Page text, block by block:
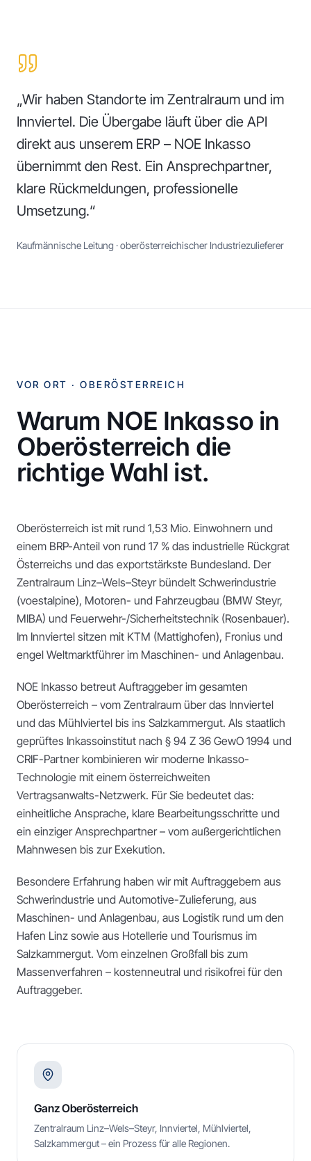
„Wir haben Standorte im Zentralraum und im
Innviertel. Die Übergabe läuft über die API
direkt aus unserem ERP – NOE Inkasso
übernimmt den Rest. Ein Ansprechpartner,
klare Rückmeldungen, professionelle
Umsetzung.“
Kaufmännische Leitung · oberösterreichischer Industriezulieferer
VOR ORT ·OBERÖSTERREICH
Warum NOE Inkasso in
Oberösterreich die
richtige Wahl ist.
Oberösterreich ist mit rund 1,53 Mio. Einwohnern und
einem BRP-Anteil von rund 17 % das industrielle Rückgrat
Österreichs und das exportstärkste Bundesland. Der
Zentralraum Linz–Wels–Steyr bündelt Schwerindustrie
(voestalpine), Motoren- und Fahrzeugbau (BMW Steyr,
MIBA) und Feuerwehr-/Sicherheitstechnik (Rosenbauer).
Im Innviertel sitzen mit KTM (Mattighofen), Fronius und
engel Weltmarktführer im Maschinen- und Anlagenbau.
NOE Inkasso betreut Auftraggeber im gesamten
Oberösterreich – vom Zentralraum über das Innviertel
und das Mühlviertel bis ins Salzkammergut. Als staatlich
geprüftes Inkassoinstitut nach § 94 Z 36 GewO 1994 und
CRIF-Partner kombinieren wir moderne Inkasso-
Technologie mit einem österreichweiten
Vertragsanwalts-Netzwerk. Für Sie bedeutet das:
einheitliche Ansprache, klare Bearbeitungsschritte und
ein einziger Ansprechpartner – vom außergerichtlichen
Mahnwesen bis zur Exekution.
Besondere Erfahrung haben wir mit Auftraggebern aus
Schwerindustrie und Automotive-Zulieferung, aus
Maschinen- und Anlagenbau, aus Logistik rund um den
Hafen Linz sowie aus Hotellerie und Tourismus im
Salzkammergut. Vom einzelnen Großfall bis zum
Massenverfahren – kostenneutral und risikofrei für den
Auftraggeber.
Ganz Oberösterreich
Zentralraum Linz–Wels–Steyr, Innviertel, Mühlviertel,
Salzkammergut – ein Prozess für alle Regionen.